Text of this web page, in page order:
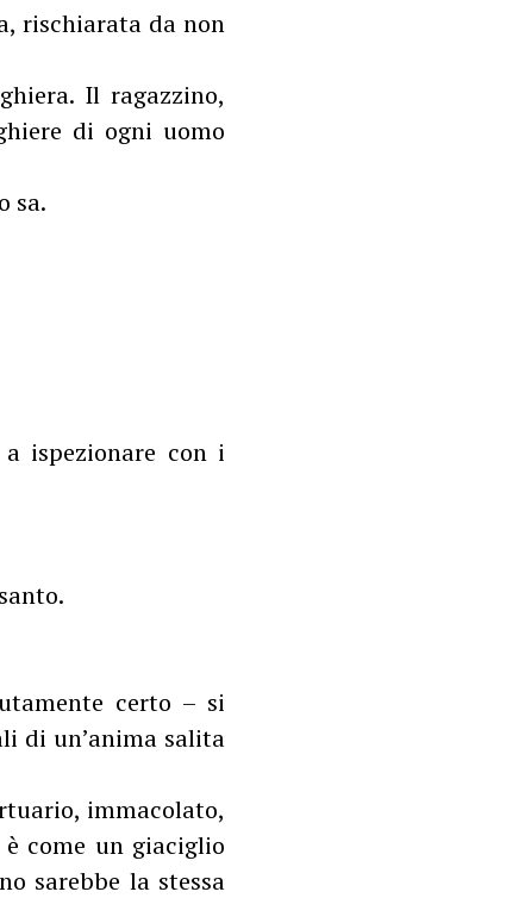
rischiarata da non
Il ragazzino,
di ogni uomo
sa.
ispezionare con i
certo – si
di un’anima salita
immacolato,
come un giaciglio
sarebbe la stessa